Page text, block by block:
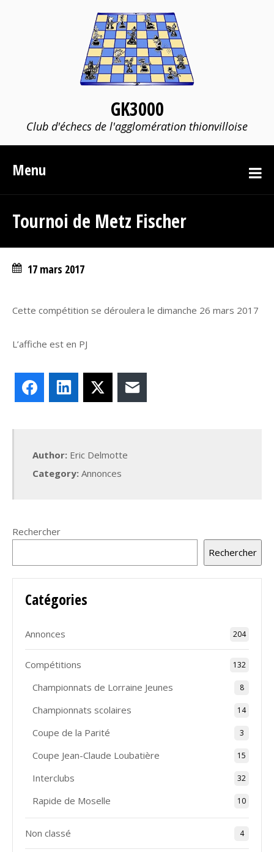
GK3000
Club d'échecs de l'agglomération thionvilloise
Menu
Tournoi de Metz Fischer
17 mars 2017
Cette compétition se déroulera le dimanche 26 mars 2017
L’affiche est en PJ
FacebookLinkedIn
Author: Eric Delmotte
Category: Annonces
Rechercher
Rechercher
Catégories
Annonces 204
Compétitions 132
Championnats de Lorraine Jeunes 8
Championnats scolaires 14
Coupe de la Parité 3
Coupe Jean-Claude Loubatière 15
Interclubs 32
Rapide de Moselle 10
Non classé 4